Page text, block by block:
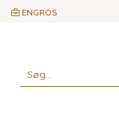
ENGROS